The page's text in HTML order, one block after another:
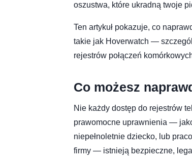
oszustwa, które ukradną twoje
Ten artykuł pokazuje, co
takie jak Hoverwatch —
rejestrów połączeń
Co możesz
Nie każdy dostęp do rejestrów
prawomocne uprawnienia —
niepełnoletnie dziecko, lub
firmy — istnieją bezpieczne,